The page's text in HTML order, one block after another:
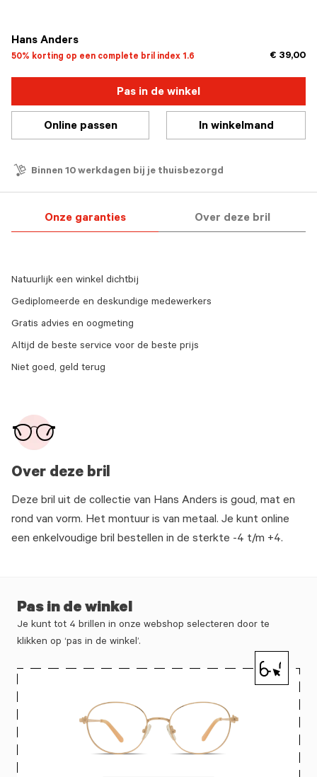
Hans Anders
50% korting op een complete bril index 1.6 € 39,00
Pas in de winkel
Online passen In winkelmand
Binnen 10 werkdagen bij je thuisbezorgd
Onze garanties Over deze bril
Over deze bril
Deze bril uit de collectie van Hans Anders is goud, mat en
rond van vorm. Het montuur is van metaal. Je kunt online
een enkelvoudige bril bestellen in de sterkte -4 t/m +4.
Natuurlijk een winkel dichtbij
Gediplomeerde en deskundige medewerkers
Gratis advies en oogmeting
Altijd de beste service voor de beste prijs
Niet goed, geld terug
Pas in de winkel
Je kunt tot 4 brillen in onze webshop selecteren door te
klikken op ‘pas in de winkel’.